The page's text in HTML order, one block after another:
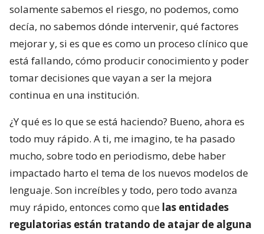
solamente sabemos el riesgo, no podemos, como
decía, no sabemos dónde intervenir, qué factores
mejorar y, si es que es como un proceso clínico que
está fallando, cómo producir conocimiento y poder
tomar decisiones que vayan a ser la mejora
continua en una institución.
¿Y qué es lo que se está haciendo? Bueno, ahora es
todo muy rápido. A ti, me imagino, te ha pasado
mucho, sobre todo en periodismo, debe haber
impactado harto el tema de los nuevos modelos de
lenguaje. Son increíbles y todo, pero todo avanza
muy rápido, entonces como que las entidades
regulatorias están tratando de atajar de alguna